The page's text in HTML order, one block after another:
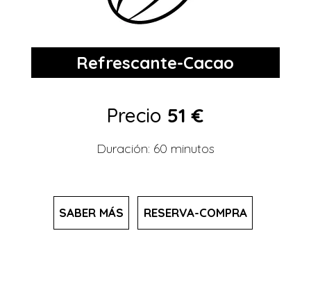
Refrescante-Cacao
Precio 51 €
Duración: 60 minutos
SABER MÁS RESERVA-COMPRA